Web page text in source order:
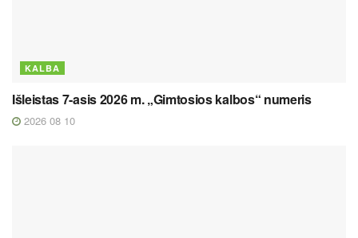
KALBA
Išleistas 7-asis 2026 m. „Gimtosios kalbos“ numeris
2026 08 10